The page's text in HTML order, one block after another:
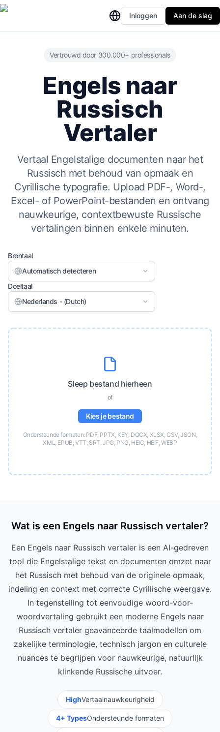
Inloggen Aan de slag
Vertrouwd door 300.000+ professionals
Engels naar
Russisch
Vertaler
Vertaal Engelstalige documenten naar het
Russisch met behoud van opmaak en
Cyrillische typografie. Upload PDF-, Word-,
Excel- of PowerPoint-bestanden en ontvang
nauwkeurige, contextbewuste Russische
vertalingen binnen enkele minuten.
Brontaal
Automatisch detecteren
Doeltaal
Nederlands - (Dutch)
Sleep bestand hierheen
of
Kies je bestand
Ondersteunde formaten: PDF, PPTX, KEY, DOCX, XLSX, CSV, JSON,
XML, EPUB, VTT, SRT, JPG, PNG, HEIC, HEIF, WEBP
Wat is een Engels naar Russisch vertaler?
Een Engels naar Russisch vertaler is een AI-gedreven
tool die Engelstalige tekst en documenten omzet naar
het Russisch met behoud van de originele opmaak,
indeling en context met correcte Cyrillische weergave.
In tegenstelling tot eenvoudige woord-voor-
woordvertaling gebruikt een moderne Engels naar
Russisch vertaler geavanceerde taalmodellen om
zakelijke terminologie, technisch jargon en culturele
nuances te begrijpen voor nauwkeurige, natuurlijk
klinkende Russische uitvoer.
HighVertaalnauwkeurigheid
4+ TypesOndersteunde formaten